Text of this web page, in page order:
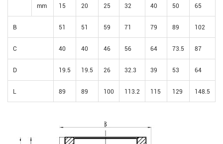
mm 15 20 25 32 40 50 65
B 51 51 59 71 79 89 102
C 40 40 46 56 64 73.5 87
D 19.5 19.5 26 32.3 39 53 64
L 89 89 100 113.2 115 129 148.5